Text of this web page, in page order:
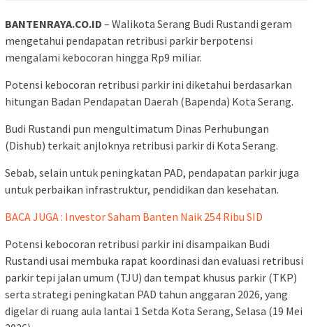
BANTENRAYA.CO.ID – Walikota Serang Budi Rustandi geram
mengetahui pendapatan retribusi parkir berpotensi
mengalami kebocoran hingga Rp9 miliar.
Potensi kebocoran retribusi parkir ini diketahui berdasarkan
hitungan Badan Pendapatan Daerah (Bapenda) Kota Serang.
Budi Rustandi pun mengultimatum Dinas Perhubungan
(Dishub) terkait anjloknya retribusi parkir di Kota Serang.
Sebab, selain untuk peningkatan PAD, pendapatan parkir juga
untuk perbaikan infrastruktur, pendidikan dan kesehatan.
BACA JUGA : Investor Saham Banten Naik 254 Ribu SID
Potensi kebocoran retribusi parkir ini disampaikan Budi
Rustandi usai membuka rapat koordinasi dan evaluasi retribusi
parkir tepi jalan umum (TJU) dan tempat khusus parkir (TKP)
serta strategi peningkatan PAD tahun anggaran 2026, yang
digelar di ruang aula lantai 1 Setda Kota Serang, Selasa (19 Mei